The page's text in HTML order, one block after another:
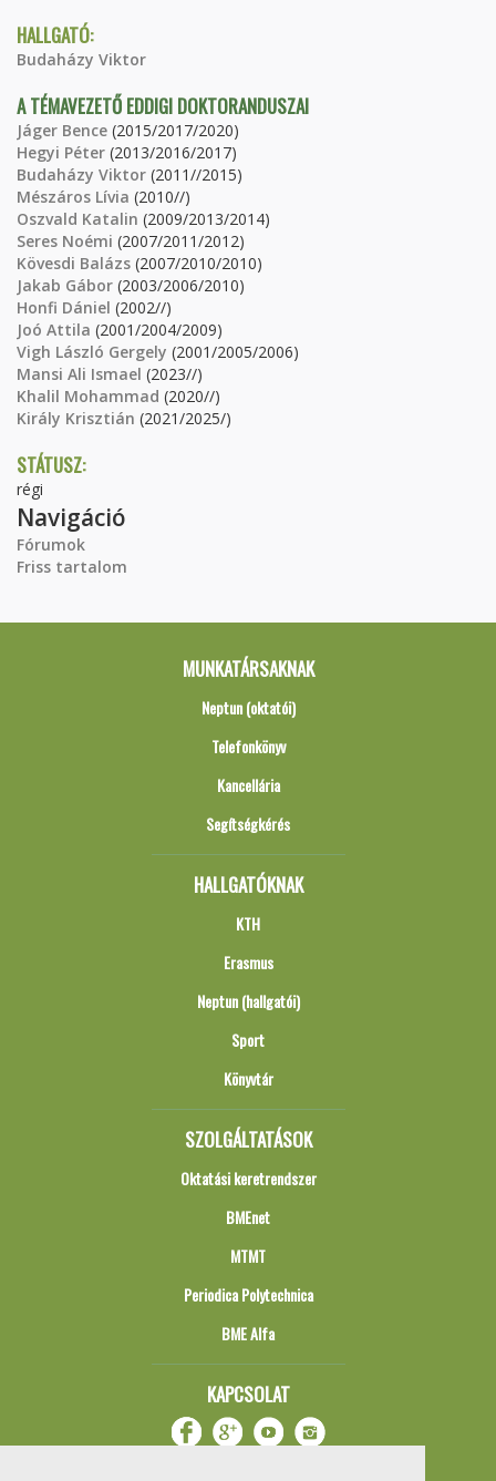
HALLGATÓ:
Budaházy Viktor
A TÉMAVEZETŐ EDDIGI DOKTORANDUSZAI
Jáger Bence (2015/2017/2020)
Hegyi Péter (2013/2016/2017)
Budaházy Viktor (2011//2015)
Mészáros Lívia (2010//)
Oszvald Katalin (2009/2013/2014)
Seres Noémi (2007/2011/2012)
Kövesdi Balázs (2007/2010/2010)
Jakab Gábor (2003/2006/2010)
Honfi Dániel (2002//)
Joó Attila (2001/2004/2009)
Vigh László Gergely (2001/2005/2006)
Mansi Ali Ismael (2023//)
Khalil Mohammad (2020//)
Király Krisztián (2021/2025/)
STÁTUSZ:
régi
Navigáció
Fórumok
Friss tartalom
MUNKATÁRSAKNAK
Neptun (oktatói)
Telefonkönyv
Kancellária
Segítségkérés
HALLGATÓKNAK
KTH
Erasmus
Neptun (hallgatói)
Sport
Könyvtár
SZOLGÁLTATÁSOK
Oktatási keretrendszer
BMEnet
MTMT
Periodica Polytechnica
BME Alfa
KAPCSOLAT